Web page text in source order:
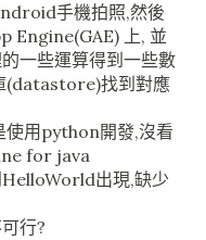
手機拍照,然後
Engine(GAE) 上, 並
一些運算得到一些數
(datastore)找到對應
使用python開發,沒看
for java
出現,缺少
行?